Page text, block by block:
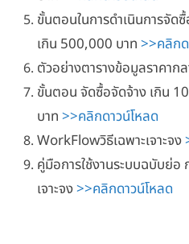
ขั้นตอนในการดำเนินการจัดซื้
เกิน 500,000 บาท>>คลิก
ตัวอย่างตารางข้อมูลราคาก
ขั้นตอน จัดซื้อจัดจ้าง เกิน
บาท>>คลิกดาวน์โหลด
WorkFlowวิธีเฉพาะเจาะจง
คู่มือการใช้งานระบบฉบับย่อ
เจาะจง>>คลิกดาวน์โหลด